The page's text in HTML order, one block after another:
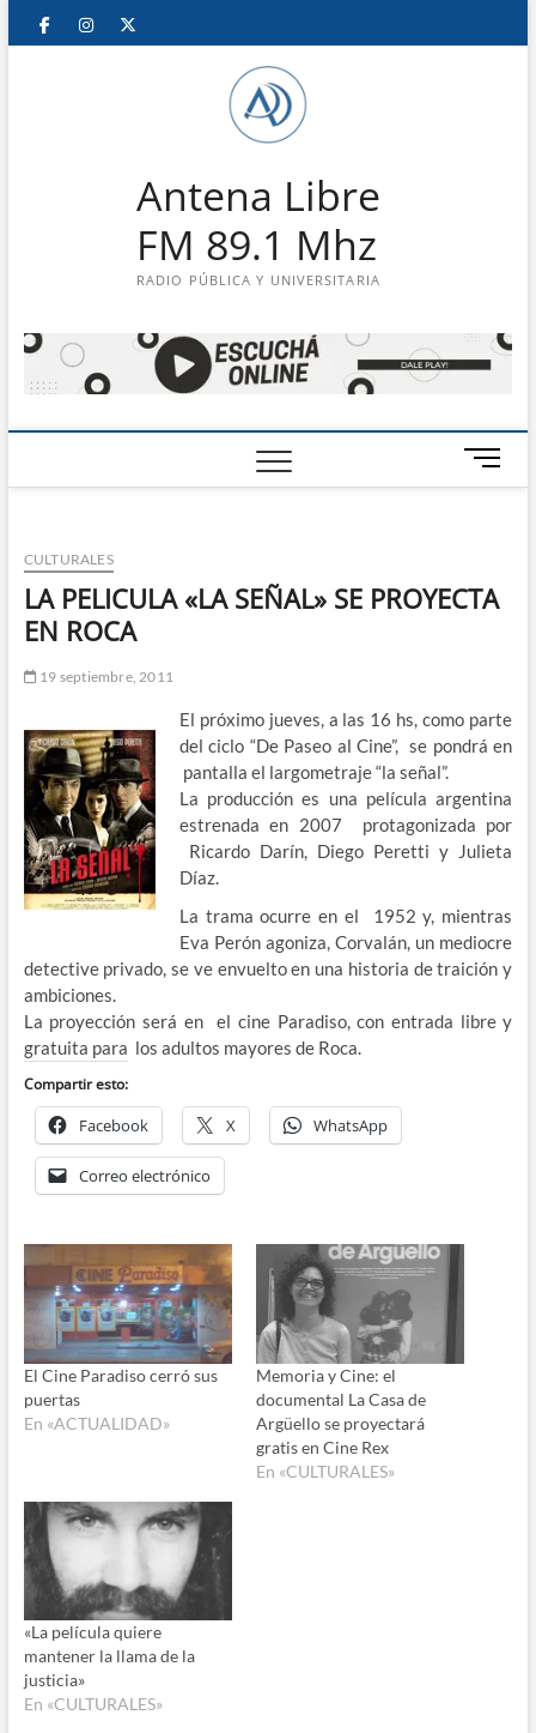
Saltar
FacebookInstagram
Antena Libre
FM 89.1 Mhz
RADIO PÚBLICA Y UNIVERSITARIA
B
o
d
e
ú
CULTURALES
LA PELICULA «LA SEÑAL» SE PROYECTA
EN ROCA
19 septiembre, 2011
El próximo jueves, a las 16 hs, como parte
del ciclo “De Paseo al Cine”, se pondrá en
pantalla el largometraje “la señal”.
La producción es una película argentina
estrenada en 2007 protagonizada por
Ricardo Darín, Diego Peretti y Julieta
Díaz.
La trama ocurre en el 1952 y, mientras
Eva Perón agoniza, Corvalán, un mediocre
detective privado, se ve envuelto en una historia de traición y
ambiciones.
La proyección será en el cine Paradiso, con entrada libre y
gratuita para los adultos mayores de Roca.
Compartir esto:
Facebook X WhatsApp
Correo electrónico
El Cine Paradiso cerró sus
puertas
En «ACTUALIDAD»
Memoria y Cine: el
documental La Casa de
Argüello se proyectará
gratis en Cine Rex
En «CULTURALES»
«La película quiere
mantener la llama de la
justicia»
En «CULTURALES»